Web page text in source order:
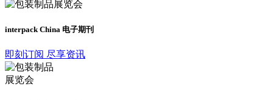
interpack China 电子期刊
即刻订阅 尽享资讯